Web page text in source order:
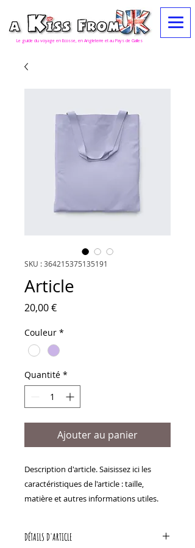
Le guide du voyage en Ecosse, en Angleterre et au Pays de Galles
SKU : 364215375135191
Article
20,00 €Prix
Couleur *
Quantité *
Ajouter au panier
Description d'article. Saisissez ici les
caractéristiques de l'article : taille,
matière et autres informations utiles.
DÉTAILS D'ARTICLE